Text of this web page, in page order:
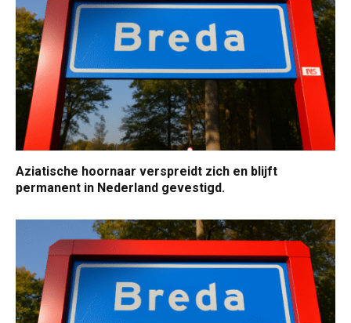
Aziatische hoornaar verspreidt zich en blijft
permanent in Nederland gevestigd.